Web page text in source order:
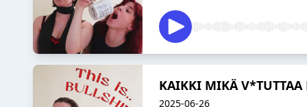
KAIKKI MIKÄ V*TUTTAA
2025-06-26